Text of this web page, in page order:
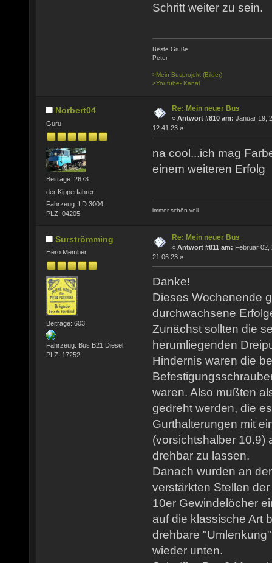
Schritt weiter zu sein.
Beste Grüße
Peter
>Mein Busprojekt (Bilder)
>Youtube- Kanal
Norbert04
Guru
Beiträge: 2673
der Kipperfahrer
Fahrzeug: LD 3004
PLZ: 04205
Re: Mein neuer Bus
« Antwort #810 am: Januar 19,
12:41:23 »
na cool...ich mag
einem weiteren Erfolg
immer schön voll
Surströmming
Hero Member
Beiträge: 603
Fahrzeug: Bus B21 Diesel
PLZ: 17252
Re: Mein neuer Bus
« Antwort #811 am: Februar 02,
21:06:23 »
Danke!
Dieses Wochenende
durchwachsene
Zunächst sollten die
herumliegenden
Hindernis waren die
waren. Also mußten
gedreht werden, die
Gurthalterungen mit
(vorsichtshalber 10.9)
drehbar zu lassen.
Danach wurden an
verstärkten Stellen
10er Gewindelöcher
auf die klassische Art
drehbare
wieder unten.